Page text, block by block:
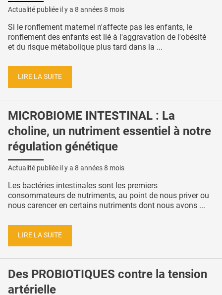
Actualité publiée il y a 8 années 8 mois
Si le ronflement maternel n'affecte pas les enfants, le
ronflement des enfants est lié à l'aggravation de l'obésité
et du risque métabolique plus tard dans la ...
LIRE LA SUITE
MICROBIOME INTESTINAL : La
choline, un nutriment essentiel à notre
régulation génétique
Actualité publiée il y a 8 années 8 mois
Les bactéries intestinales sont les premiers
consommateurs de nutriments, au point de nous priver ou
nous carencer en certains nutriments dont nous avons ...
LIRE LA SUITE
Des PROBIOTIQUES contre la tension
artérielle